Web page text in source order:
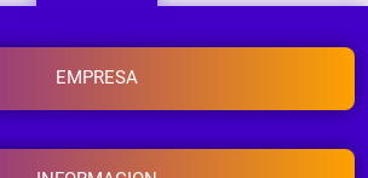
EMPRESA